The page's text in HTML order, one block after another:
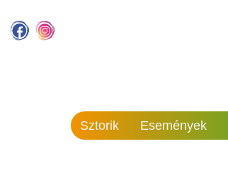
Sztorik Események